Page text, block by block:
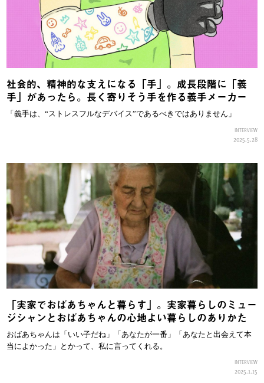
社会的、精神的な支えになる「手」。成長段階に「義
手」があったら。長く寄りそう手を作る義手メーカー
「義手は、“ストレスフルなデバイス”であるべきではありません」
INTERVIEW
2025.5.28
「実家でおばあちゃんと暮らす」。実家暮らしのミュー
ジシャンとおばあちゃんの心地よい暮らしのありかた
おばあちゃんは「いい子だね」「あなたが一番」「あなたと出会えて本
当によかった」とかって、私に言ってくれる。
INTERVIEW
2025.1.15